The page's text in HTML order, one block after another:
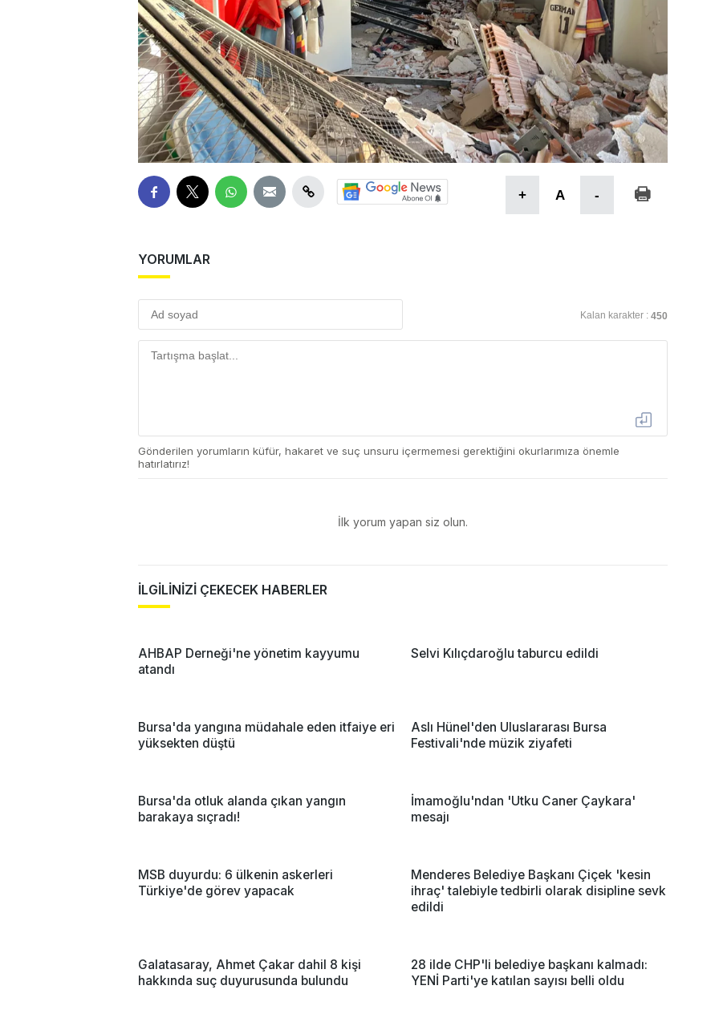
+ A -
YORUMLAR
Kalan karakter : 450
Gönderilen yorumların küfür, hakaret ve suç unsuru içermemesi gerektiğini okurlarımıza önemle
hatırlatırız!
İlk yorum yapan siz olun.
İLGİLİNİZİ ÇEKECEK HABERLER
AHBAP Derneği'ne yönetim kayyumu
atandı
Selvi Kılıçdaroğlu taburcu edildi
Bursa'da yangına müdahale eden itfaiye eri
yüksekten düştü
Aslı Hünel'den Uluslararası Bursa
Festivali'nde müzik ziyafeti
Bursa'da otluk alanda çıkan yangın
barakaya sıçradı!
İmamoğlu'ndan 'Utku Caner Çaykara'
mesajı
MSB duyurdu: 6 ülkenin askerleri
Türkiye'de görev yapacak
Menderes Belediye Başkanı Çiçek 'kesin
ihraç' talebiyle tedbirli olarak disipline sevk
edildi
Galatasaray, Ahmet Çakar dahil 8 kişi
hakkında suç duyurusunda bulundu
28 ilde CHP'li belediye başkanı kalmadı:
YENİ Parti'ye katılan sayısı belli oldu